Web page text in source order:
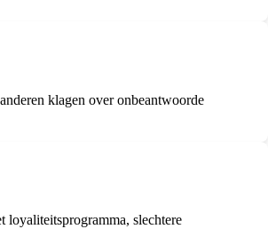
klagen over onbeantwoorde
loyaliteitsprogramma, slechtere